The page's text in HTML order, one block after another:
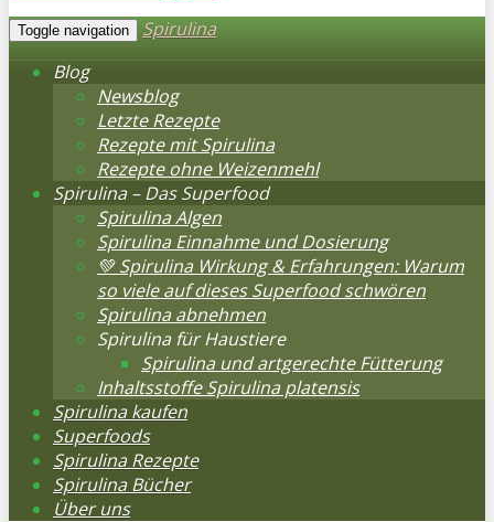
Toggle navigation
Spirulina
Blog
Newsblog
Letzte Rezepte
Rezepte mit Spirulina
Rezepte ohne Weizenmehl
Spirulina – Das Superfood
Spirulina Algen
Spirulina Einnahme und Dosierung
💚 Spirulina Wirkung & Erfahrungen: Warum
so viele auf dieses Superfood schwören
Spirulina abnehmen
Spirulina für Haustiere
Spirulina und artgerechte Fütterung
Inhaltsstoffe Spirulina platensis
Spirulina kaufen
Superfoods
Spirulina Rezepte
Spirulina Bücher
Über uns